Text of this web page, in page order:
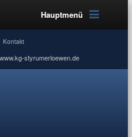
Hauptmenü
Kontakt
www.kg-styrumerloewen.de